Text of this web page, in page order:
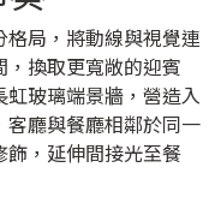
局，將動線與視覺連
換取更寬敞的迎賓
玻璃端景牆，營造入
廳與餐廳相鄰於同一
，延伸間接光至餐